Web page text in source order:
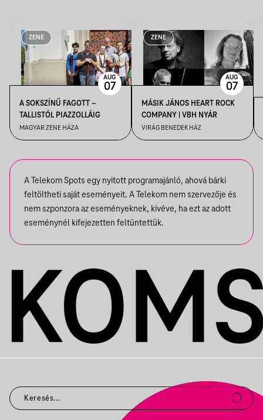
ZENE
A SOKSZÍNŰ FAGOTT –
TALLISTÓL PIAZZOLLÁIG
MAGYAR ZENE HÁZA
AUG
07
ZENE
MÁSIK JÁNOS HEART ROCK
COMPANY | VBH NYÁR
VIRÁG BENEDEK HÁZ
AUG
07
A Telekom Spots egy nyitott programajánló, ahová bárki
feltöltheti saját eseményeit. A Telekom nem szervezője és
nem szponzora az eseményeknek, kivéve, ha ezt az adott
eseménynél kifejezetten feltüntettük.